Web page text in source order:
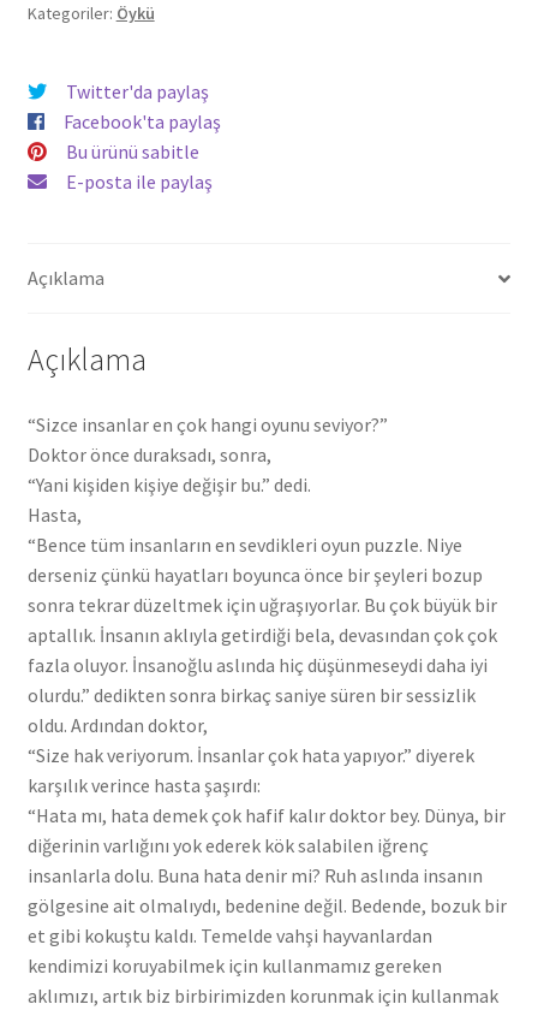
adet
Kategoriler: Öykü
Twitter'da paylaş
Facebook'ta paylaş
Bu ürünü sabitle
E-posta ile paylaş
Açıklama
Açıklama
“Sizce insanlar en çok hangi oyunu seviyor?”
Doktor önce duraksadı, sonra,
“Yani kişiden kişiye değişir bu.” dedi.
Hasta,
“Bence tüm insanların en sevdikleri oyun puzzle. Niye
derseniz çünkü hayatları boyunca önce bir şeyleri bozup
sonra tekrar düzeltmek için uğraşıyorlar. Bu çok büyük bir
aptallık. İnsanın aklıyla getirdiği bela, devasından çok çok
fazla oluyor. İnsanoğlu aslında hiç düşünmeseydi daha iyi
olurdu.” dedikten sonra birkaç saniye süren bir sessizlik
oldu. Ardından doktor,
“Size hak veriyorum. İnsanlar çok hata yapıyor.” diyerek
karşılık verince hasta şaşırdı:
“Hata mı, hata demek çok hafif kalır doktor bey. Dünya, bir
diğerinin varlığını yok ederek kök salabilen iğrenç
insanlarla dolu. Buna hata denir mi? Ruh aslında insanın
gölgesine ait olmalıydı, bedenine değil. Bedende, bozuk bir
et gibi kokuştu kaldı. Temelde vahşi hayvanlardan
kendimizi koruyabilmek için kullanmamız gereken
aklımızı, artık biz birbirimizden korunmak için kullanmak